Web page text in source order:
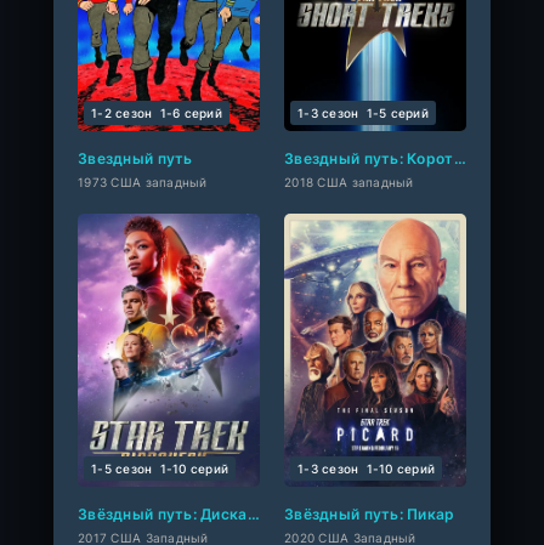
Звездный путь
1973 США западный
1-2 сезон 1-6 cерий
Звездный путь: Короткометражки
2018 США западный
1-3 сезон 1-5 cерий
Звёздный путь: Дискавери
2017 США Западный
1-5 сезон 1-10 cерий
Звёздный путь: Пикар
2020 США Западный
1-3 сезон 1-10 cерий